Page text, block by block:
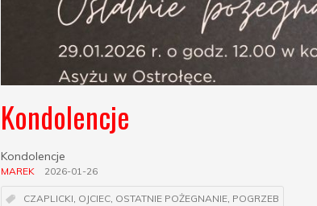
Kondolencje
Kondolencje
MAREK 2026-01-26
CZAPLICKI, OJCIEC, OSTATNIE POŻEGNANIE, POGRZEB